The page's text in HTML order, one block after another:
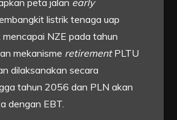
peta jalan early
listrik tenaga uap
mencapai NZE pada tahun
mekanisme retirementPLTU
dilaksanakan secara
tahun 2056 dan PLN akan
dengan EBT.